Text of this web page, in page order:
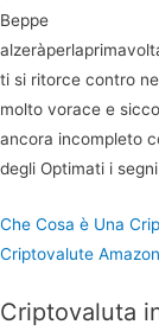
Beppe
ti si ritorce contro
molto vorace e
ancora incompleto
degli Optimati i
Che Cosa è Una
Criptovalute
Criptovaluta